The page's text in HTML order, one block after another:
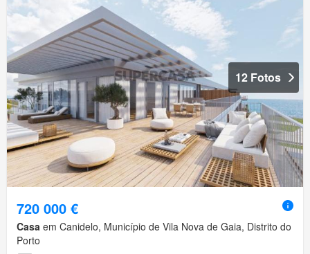
12 Fotos
720 000 €
Casa em Canidelo, Município de Vila Nova de Gaia, Distrito do
Porto